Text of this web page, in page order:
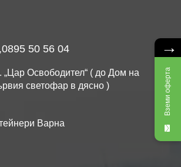
,0895 50 56 04
„Цар Освободител“ ( до Дом на
светофар в дясно )
Варна
→
Вземи оферта